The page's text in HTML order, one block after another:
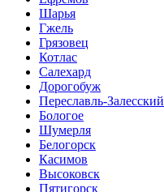
Шарья
Гжель
Грязовец
Котлас
Салехард
Дорогобуж
Переславль-Залесский
Бологое
Шумерля
Белогорск
Касимов
Высоковск
Пятигорск